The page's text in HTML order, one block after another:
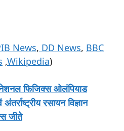
News, DD News, BBC
,Wikipedia)
फिजिक्स ओलंपियाड
रसायन विज्ञान
जीते